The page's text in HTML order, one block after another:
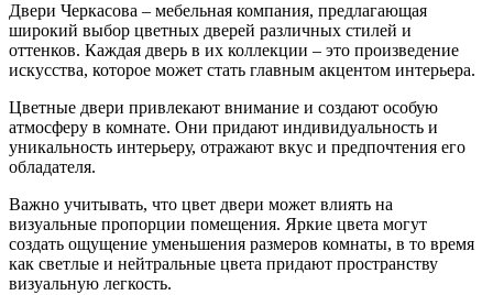
Двери Черкасова – мебельная компания, предлагающая
широкий выбор цветных дверей различных стилей и
оттенков. Каждая дверь в их коллекции – это произведение
искусства, которое может стать главным акцентом интерьера.
Цветные двери привлекают внимание и создают особую
атмосферу в комнате. Они придают индивидуальность и
уникальность интерьеру, отражают вкус и предпочтения его
обладателя.
Важно учитывать, что цвет двери может влиять на
визуальные пропорции помещения. Яркие цвета могут
создать ощущение уменьшения размеров комнаты, в то время
как светлые и нейтральные цвета придают пространству
визуальную легкость.